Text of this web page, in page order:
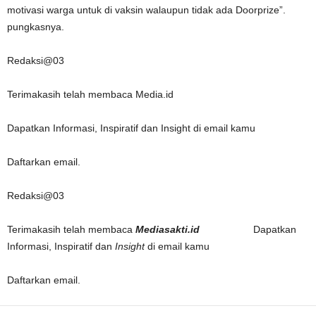
motivasi warga untuk di vaksin walaupun tidak ada Doorprize”.
pungkasnya.
Redaksi@03
Terimakasih telah membaca Media.id
Dapatkan Informasi, Inspiratif dan Insight di email kamu
Daftarkan email.
Redaksi@03
Terimakasih telah membaca Mediasakti.id
Dapatkan
Informasi, Inspiratif dan Insightdi email kamu
Daftarkan email.